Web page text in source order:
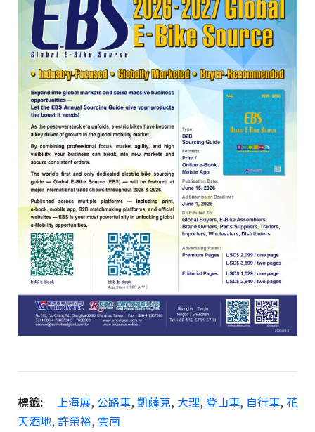
標籤: 上海展, 公路車, 凱薩克, 大理, 登山車, 自行車, 花
天酒地, 許榮裕, 雲南